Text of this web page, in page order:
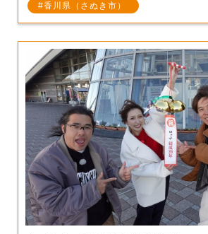
香川県（さぬき市）